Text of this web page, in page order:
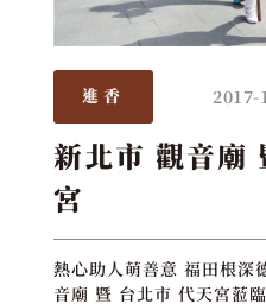
進香 2017-
新北市 觀音廟
宮
熱心助人萌善意 福田根深
音廟 暨 台北市 代天宮蒞